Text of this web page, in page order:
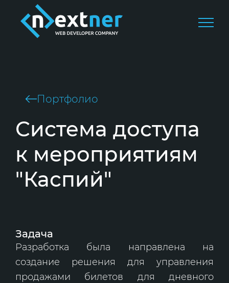
Портфолио
Система доступа
к мероприятиям
"Каспий"
Задача
Разработка была направлена на
создание решения для управления
продажами билетов для дневного